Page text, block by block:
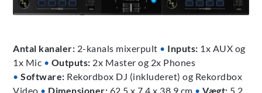
Antal kanaler: 2-kanals mixerpult • Inputs: 1x AUX og
1x Mic • Outputs: 2x Master og 2x Phones
•Software: Rekordbox DJ (inkluderet) og Rekordbox
Video • Dimensioner: 62,5 x 7,4 x 38,9 cm •Vægt: 5,2